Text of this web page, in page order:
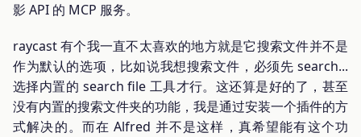
影 API 的 MCP 服务。
raycast 有个我一直不太喜欢的地方就是它搜索文件并不是
作为默认的选项，比如说我想搜索文件，必须先 search...
选择内置的 search file 工具才行。这还算是好的了，甚至
没有内置的搜索文件夹的功能，我是通过安装一个插件的方
式解决的。而在 Alfred 并不是这样，真希望能有这个功